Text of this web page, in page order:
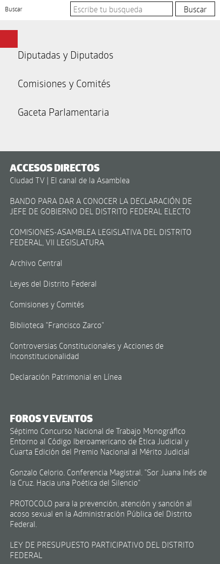
Buscar
Diputadas y Diputados
Comisiones y Comités
Gaceta Parlamentaria
ACCESOS DIRECTOS
Ciudad TV | El canal de la Asamblea
BANDO PARA DAR A CONOCER LA DECLARACIÓN DE
JEFE DE GOBIERNO DEL DISTRITO FEDERAL ELECTO
COMISIONES-ASAMBLEA LEGISLATIVA DEL DISTRITO
FEDERAL, VII LEGISLATURA
Archivo Central
Leyes del Distrito Federal
Comisiones y Comités
Biblioteca "Francisco Zarco"
Controversias Constitucionales y Acciones de
Inconstitucionalidad
Declaración Patrimonial en Línea
FOROS Y EVENTOS
Séptimo Concurso Nacional de Trabajo Monográfico
Entorno al Código Iberoamericano de Ética Judicial y
Cuarta Edición del Premio Nacional al Mérito Judicial
Gonzalo Celorio. Conferencia Magistral. "Sor Juana Inés de
la Cruz. Hacia una Poética del Silencio"
PROTOCOLO para la prevención, atención y sanción al
acoso sexual en la Administración Pública del Distrito
Federal.
LEY DE PRESUPUESTO PARTICIPATIVO DEL DISTRITO
FEDERAL